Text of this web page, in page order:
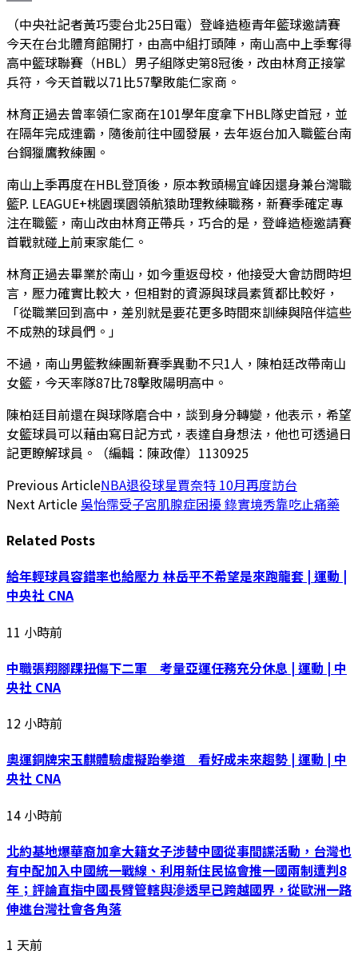
Print
（中央社記者黃巧雯台北25日電）登峰造極青年籃球邀請賽
今天在台北體育館開打，由高中組打頭陣，南山高中上季奪得
高中籃球聯賽（HBL）男子組隊史第8冠後，改由林育正接掌
兵符，今天首戰以71比57擊敗能仁家商。
林育正過去曾率領仁家商在101學年度拿下HBL隊史首冠，並
在隔年完成連霸，隨後前往中國發展，去年返台加入職籃台南
台鋼獵鷹教練團。
南山上季再度在HBL登頂後，原本教頭楊宜峰因還身兼台灣職
籃P. LEAGUE+桃園璞園領航猿助理教練職務，新賽季確定專
注在職籃，南山改由林育正帶兵，巧合的是，登峰造極邀請賽
首戰就碰上前東家能仁。
林育正過去畢業於南山，如今重返母校，他接受大會訪問時坦
言，壓力確實比較大，但相對的資源與球員素質都比較好，
「從職業回到高中，差別就是要花更多時間來訓練與陪伴這些
不成熟的球員們。」
不過，南山男籃教練團新賽季異動不只1人，陳柏廷改帶南山
女籃，今天率隊87比78擊敗陽明高中。
陳柏廷目前還在與球隊磨合中，談到身分轉變，他表示，希望
女籃球員可以藉由寫日記方式，表達自身想法，他也可透過日
記更瞭解球員。（編輯：陳政偉）1130925
Previous ArticleNBA退役球星賈奈特 10月再度訪台
Next Article吳怡霈受子宮肌腺症困擾 錄實境秀靠吃止痛藥
Related Posts
給年輕球員容錯率也給壓力 林岳平不希望是來跑龍套 | 運動 |
中央社 CNA
11 小時前
中職張翔腳踝扭傷下二軍 考量亞運任務充分休息 | 運動 | 中
央社 CNA
12 小時前
奧運銅牌宋玉麒體驗虛擬跆拳道 看好成未來趨勢 | 運動 | 中
央社 CNA
14 小時前
北約基地爆華裔加拿大籍女子涉替中國從事間諜活動，台灣也
有中配加入中國統一戰線、利用新住民協會推一國兩制遭判8
年；評論直指中國長臂管轄與滲透早已跨越國界，從歐洲一路
伸進台灣社會各角落
1 天前